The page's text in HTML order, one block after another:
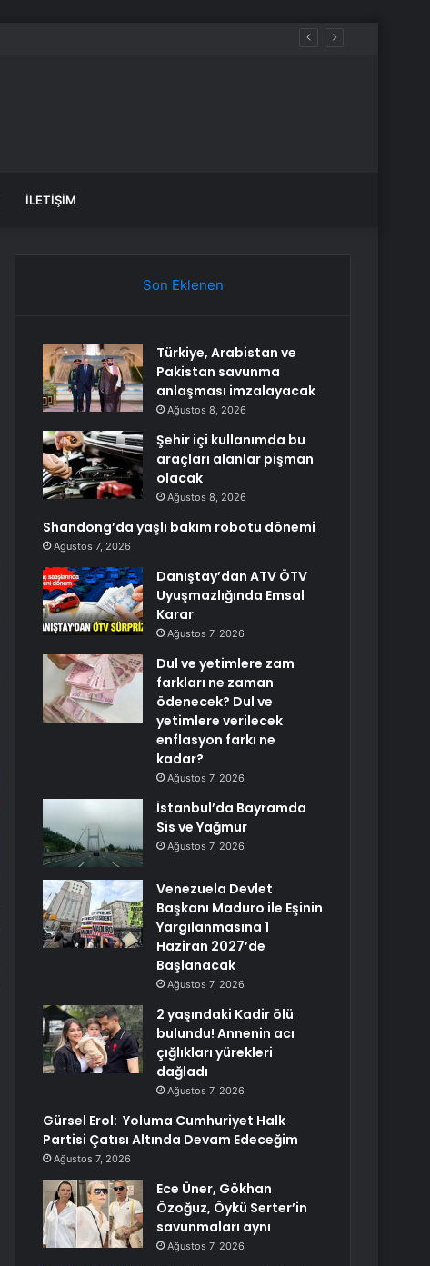
İLETIŞIM
Son Eklenen
Türkiye, Arabistan ve
Pakistan savunma
anlaşması imzalayacak
Ağustos 8, 2026
Şehir içi kullanımda bu
araçları alanlar pişman
olacak
Ağustos 8, 2026
Shandong’da yaşlı bakım robotu dönemi
Ağustos 7, 2026
Danıştay’dan ATV ÖTV
Uyuşmazlığında Emsal
Karar
Ağustos 7, 2026
Dul ve yetimlere zam
farkları ne zaman
ödenecek? Dul ve
yetimlere verilecek
enflasyon farkı ne
kadar?
Ağustos 7, 2026
İstanbul’da Bayramda
Sis ve Yağmur
Ağustos 7, 2026
Venezuela Devlet
Başkanı Maduro ile Eşinin
Yargılanmasına 1
Haziran 2027’de
Başlanacak
Ağustos 7, 2026
2 yaşındaki Kadir ölü
bulundu! Annenin acı
çığlıkları yürekleri
dağladı
Ağustos 7, 2026
Gürsel Erol: Yoluma Cumhuriyet Halk
Partisi Çatısı Altında Devam Edeceğim
Ağustos 7, 2026
Ece Üner, Gökhan
Özoğuz, Öykü Serter’in
savunmaları aynı
Ağustos 7, 2026